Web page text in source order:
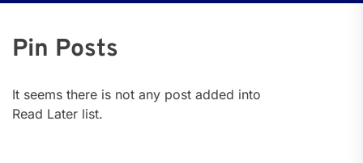
Pin Posts
It seems there is not any post added into
Read Later list.